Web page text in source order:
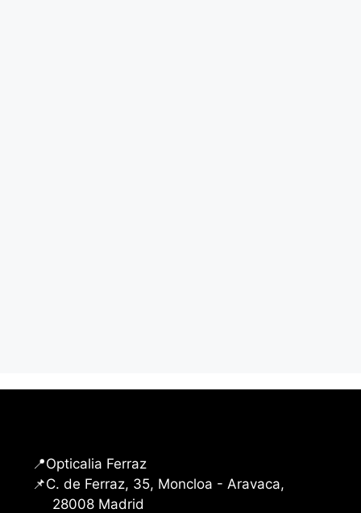
📍Opticalia Ferraz
📌C. de Ferraz, 35, Moncloa - Aravaca,
28008 Madrid